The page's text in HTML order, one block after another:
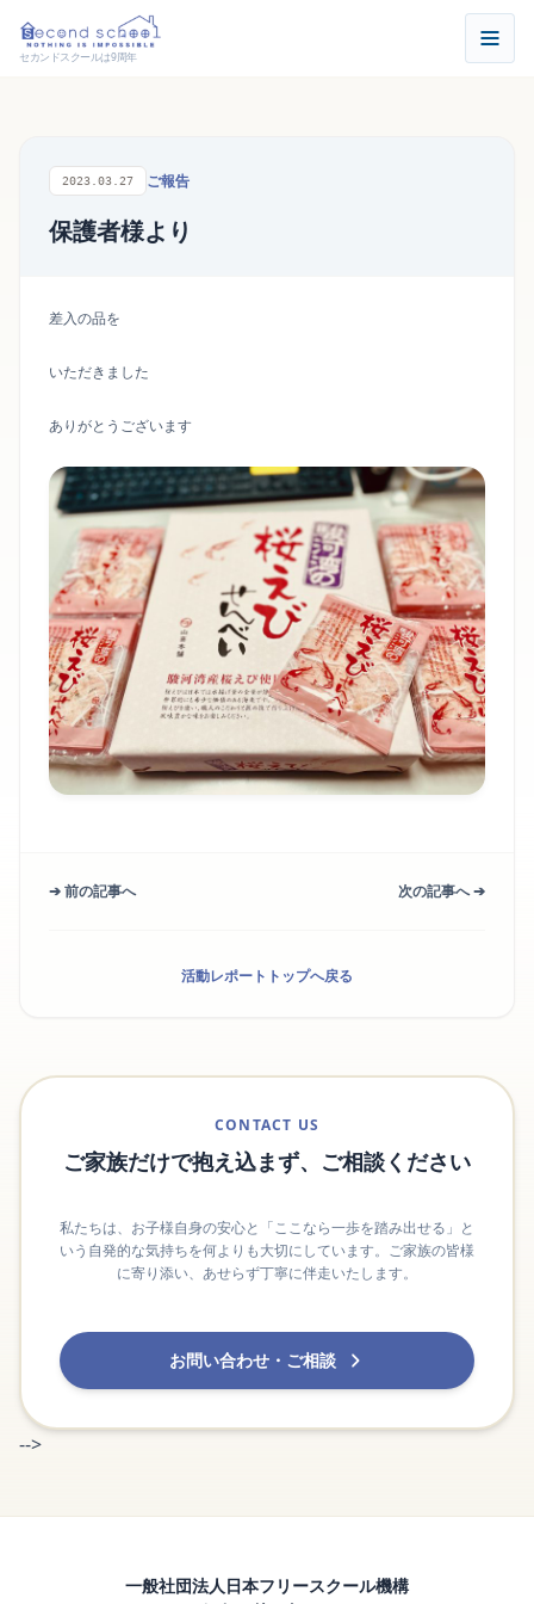
セカンドスクールは9周年
2023.03.27 ご報告
保護者様より
差入の品を
いただきました
ありがとうございます
➔ 前の記事へ 次の記事へ ➔
活動レポートトップへ戻る
CONTACT US
ご家族だけで抱え込まず、ご相談ください
私たちは、お子様自身の安心と「ここなら一歩を踏み出せる」と
いう自発的な気持ちを何よりも大切にしています。ご家族の皆様
に寄り添い、あせらず丁寧に伴走いたします。
お問い合わせ・ご相談
-->
一般社団法人日本フリースクール機構